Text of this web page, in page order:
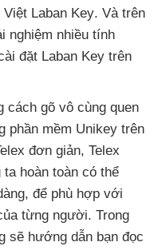
Laban Key. Và trên
nghiệm nhiều tính
đặt Laban Key trên
cách gõ vô cùng quen
phần mềm Unikey trên
đơn giản, Telex
ta hoàn toàn có thể
, để phù hợp với
từng người. Trong
sẽ hướng dẫn bạn đọc